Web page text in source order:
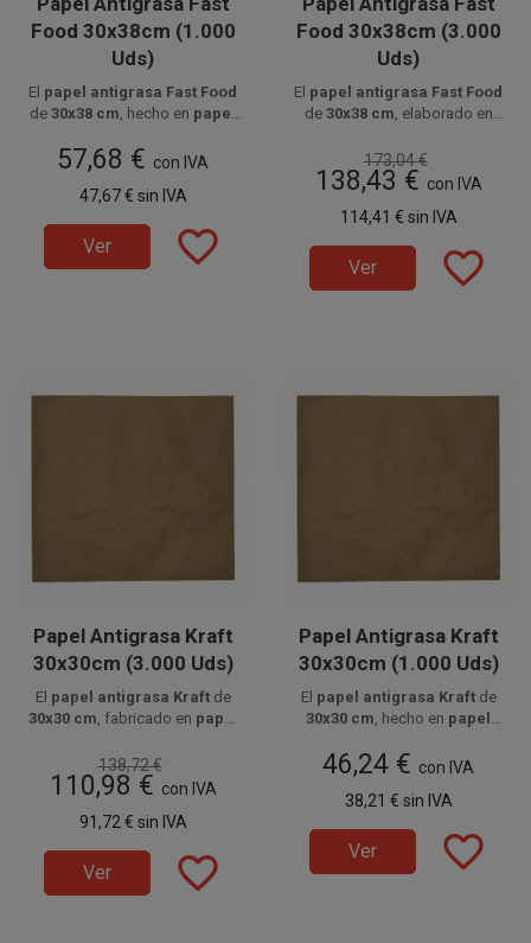
Food 30x38cm (1.000
Uds)
El papel antigrasa Fast Food
de 30x38 cm , hecho en papel
gr/m², es ideal para envolver
hamburguesas, sándwiches o
fritos, evitando filtraciones y
paquetes de 1000 unidades.
57,68 € con IVA
47,67 € sin IVA
Ver favorite_border
Food 30x38cm (3.000
Uds)
El papel antigrasa Fast Food
de 30x38 cm , elaborado en
35 gr/m², protege
hamburguesas, bocadillos y
fritos evitando filtraciones y
mejorando su presentación.
de 3000 unidades, distribuidas
en 3 paquetes de 1000
173,04 €
138,43 € con IVA
114,41 € sin IVA
Ver favorite_border
Papel Antigrasa Kraft
30x30cm (3.000 Uds)
El papel antigrasa Kraftde
30x30 cm, fabricado en papel
35 g/m², es ideal para
envolver hamburguesas,
bocadillos y fritos evitando
filtraciones y manteniendo una
presentación natural.
de 3000 unidades, distribuidas
en 3 paquetes de 1000
138,72 €
110,98 € con IVA
91,72 € sin IVA
Ver favorite_border
Papel Antigrasa Kraft
30x30cm (1.000 Uds)
El papel antigrasa Kraftde
30x30 cm, hecho en papel
de 35 g/m²
, es ideal para
envolver hamburguesas,
bocadillos y fritos evitando
filtraciones y manteniendo una
imagen natural.
paquetes de 1000 unidades.
46,24 € con IVA
38,21 € sin IVA
Ver favorite_border